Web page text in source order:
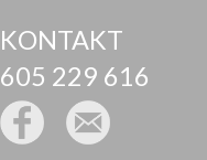
KONTAKT
605 229 616